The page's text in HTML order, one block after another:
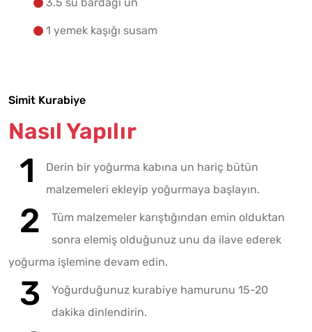
1 yemek kaşığı susam
Simit Kurabiye
Nasıl Yapılır
Derin bir yoğurma kabına un hariç bütün
malzemeleri ekleyip yoğurmaya başlayın.
Tüm malzemeler karıştığından emin olduktan
sonra elemiş olduğunuz unu da ilave ederek
yoğurma işlemine devam edin.
Yoğurduğunuz kurabiye hamurunu 15-20
dakika dinlendirin.